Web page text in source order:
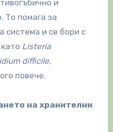
и
То помага за
система и се бори с
Listeria
difficile,
повече.
на хранителни